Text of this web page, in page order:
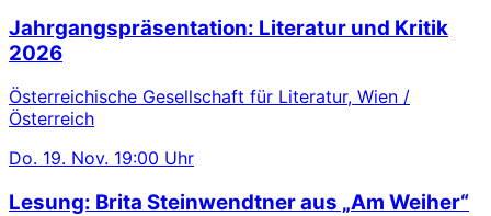
Jahrgangspräsentation: Literatur und Kritik
2026
Österreichische Gesellschaft für Literatur, Wien /
Österreich
Do. 19. Nov. 19:00 Uhr
Lesung: Brita Steinwendtner aus „Am Weiher“